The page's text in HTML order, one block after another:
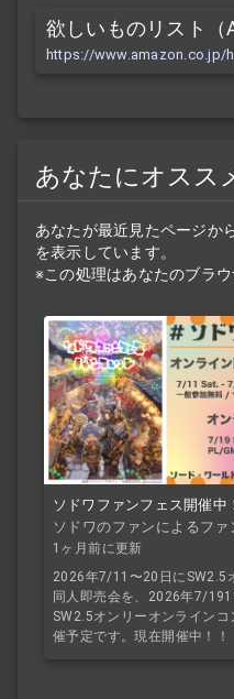
欲しいものリスト（
https://www.amazon.co.jp/
あなたにオスス
あなたが最近見たページか
を表示しています。
※この処理はあなたのブラウ
ソドワファンフェス開催中
ソドワのファンによるファ
り！
1ヶ月前に更新
2026年7/11〜20日にSW2.5
同人即売会を、2026年7/
SW2.5オンリーオンラインコ
催予定です。現在開催中！！